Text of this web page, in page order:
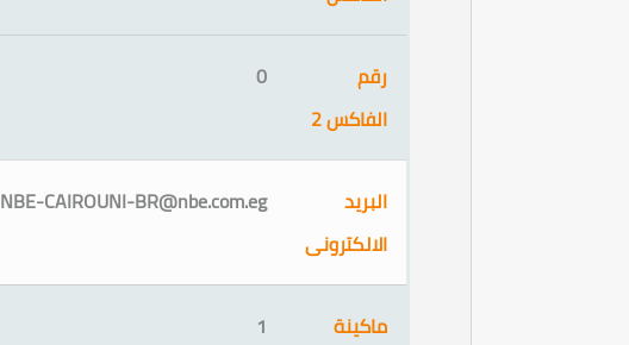
رقم
الفاكس 2
0
البريد
الالكترونى
NBE-CAIROUNI-BR@nbe.com.eg
ماكينة
1